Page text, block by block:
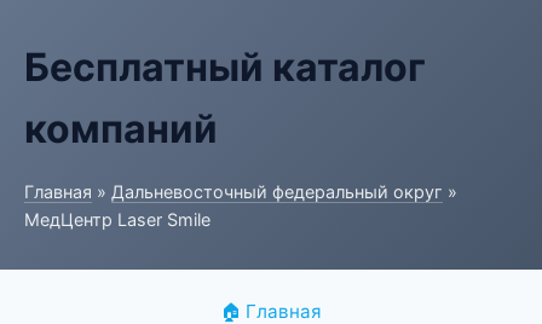
Бесплатный каталог
компаний
Главная » Дальневосточный федеральный округ »
МедЦентр Laser Smile
🏠 Главная